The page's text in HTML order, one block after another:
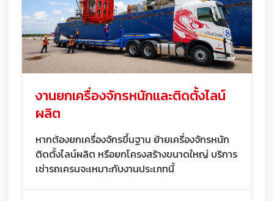
งานยกเครื่องจักรหนักและติดตั้งไลน์
ผลิต
หากต้องยกเครื่องจักรขึ้นฐาน ย้ายเครื่องจักรหนัก
ติดตั้งไลน์ผลิต หรือยกโครงสร้างขนาดใหญ่ บริการ
เช่ารถเครนจะเหมาะกับงานประเภทนี้